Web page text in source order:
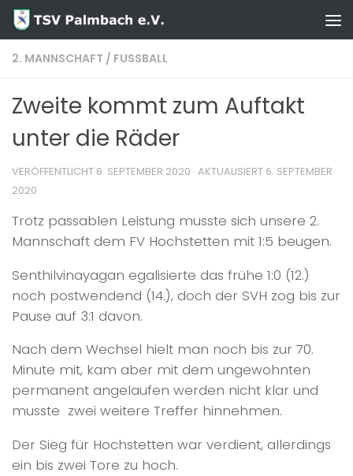
Zum Inhalt springen
2. MANNSCHAFT / FUSSBALL
Zweite kommt zum Auftakt
unter die Räder
VERÖFFENTLICHT 6. SEPTEMBER 2020 · AKTUALISIERT 6. SEPTEMBER
2020
Trotz passablen Leistung musste sich unsere 2.
Mannschaft dem FV Hochstetten mit 1:5 beugen.
Senthilvinayagan egalisierte das frühe 1:0 (12.)
noch postwendend (14.), doch der SVH zog bis zur
Pause auf 3:1 davon.
Nach dem Wechsel hielt man noch bis zur 70.
Minute mit, kam aber mit dem ungewohnten
permanent angelaufen werden nicht klar und
musste zwei weitere Treffer hinnehmen.
Der Sieg für Hochstetten war verdient, allerdings
ein bis zwei Tore zu hoch.